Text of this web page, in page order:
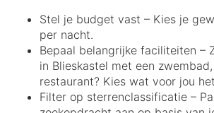
Stel je budget vast – Kies je
per nacht.
Bepaal belangrijke faciliteiten –
in Blieskastel met een
restaurant? Kies wat voor jou
Filter op sterrenclassificatie –